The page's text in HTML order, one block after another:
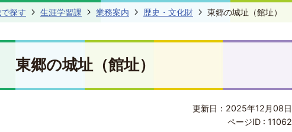
探す 生涯学習課 業務案内 歴史・文化財 東郷の城址（館址）
東郷の城址（館址）
更新日：2025年12月08日
ページID : 11062